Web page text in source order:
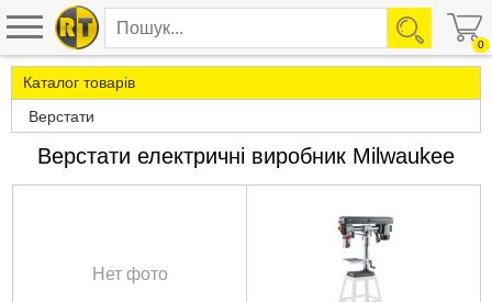
0
Каталог товарів
Верстати
Верстати електричні виробник Milwaukee
Нет фото